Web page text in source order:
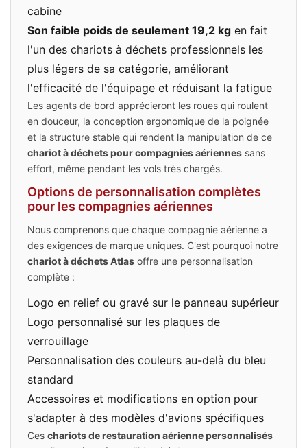
cabine
Son faible poids de seulement 19,2 kg en fait
l'un des chariots à déchets professionnels les
plus légers de sa catégorie, améliorant
l'efficacité de l'équipage et réduisant la fatigue
Les agents de bord apprécieront les roues qui roulent
en douceur, la conception ergonomique de la poignée
et la structure stable qui rendent la manipulation de ce
chariot à déchets pour compagnies aériennes sans
effort, même pendant les vols très chargés.
Options de personnalisation complètes
pour les compagnies aériennes
Nous comprenons que chaque compagnie aérienne a
des exigences de marque uniques. C'est pourquoi notre
chariot à déchets Atlas offre une personnalisation
complète :
Logo en relief ou gravé sur le panneau supérieur
Logo personnalisé sur les plaques de
verrouillage
Personnalisation des couleurs au-delà du bleu
standard
Accessoires et modifications en option pour
s'adapter à des modèles d'avions spécifiques
Ces chariots de restauration aérienne personnalisés